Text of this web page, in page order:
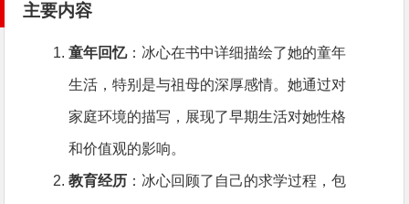
主要内容
童年回忆：冰心在书中详细描绘了她的童年
生活，特别是与祖母的深厚感情。她通过对
家庭环境的描写，展现了早期生活对她性格
和价值观的影响。
教育经历 ：冰心回顾了自己的求学过程，包